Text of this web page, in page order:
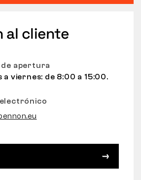
al cliente
apertura
a viernes: de 8:00 a 15:00.